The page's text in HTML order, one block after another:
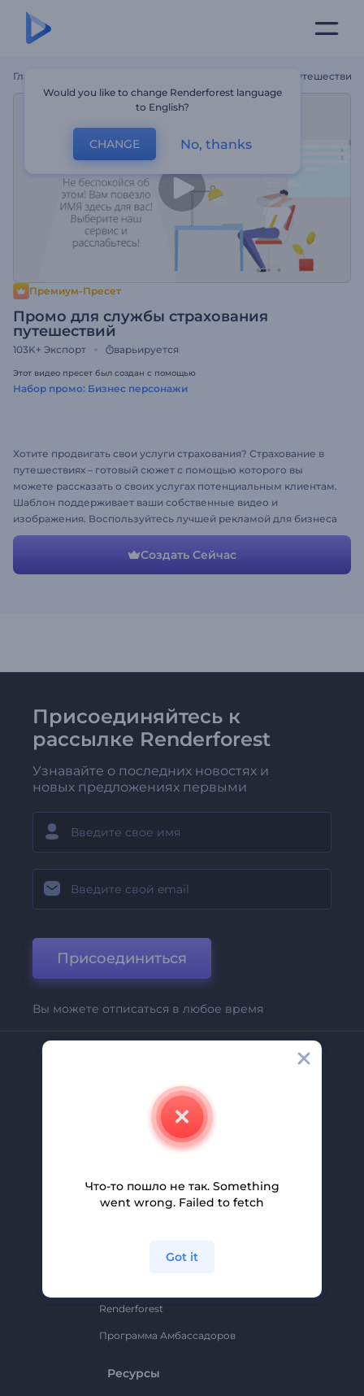
Главная Промо Для Службы Страхования Путешествий
Премиум-Пресет
Промо для службы страхования
путешествий
103K+ Экспорт варьируется
Этот видео пресет был создан с помощью
Набор промо: Бизнес персонажи
Хотите продвигать свои услуги страхования? Страхование в
путешествиях – готовый сюжет с помощью которого вы
можете рассказать о своих услугах потенциальным клиентам.
Шаблон поддерживает ваши собственные видео и
изображения. Воспользуйтесь лучшей рекламой для бизнеса
уже сегодня!
Создать Сейчас
Присоединяйтесь к
рассылке Renderforest
Узнавайте о последних новостях и
новых предложениях первыми
Присоединиться
Вы можете отписаться в любое время
Свяжитесь С Нами
Партнерская Программа
Условия И Положения
Renderforest
Программа Амбассадоров
Ресурсы
Would you like to change Renderforest language
to English?
CHANGE No, thanks
Что-то пошло не так. Something
went wrong. Failed to fetch
Got it